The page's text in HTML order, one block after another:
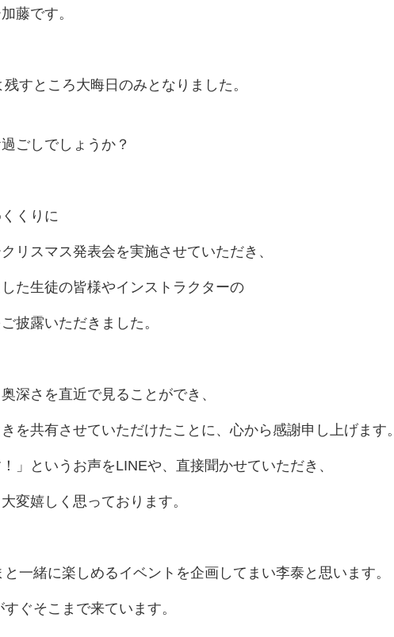
藤です。
すところ大晦日のみとなりました。
ごしでしょうか？
くりに
リスマス発表会を実施させていただき、
た生徒の皆様やインストラクターの
披露いただきました。
深さを直近で見ることができ、
を共有させていただけたことに、心から感謝申し上げます。
！」というお声をLINEや、直接聞かせていただき、
変嬉しく思っております。
一緒に楽しめるイベントを企画してまい李泰と思います。
ぐそこまで来ています。